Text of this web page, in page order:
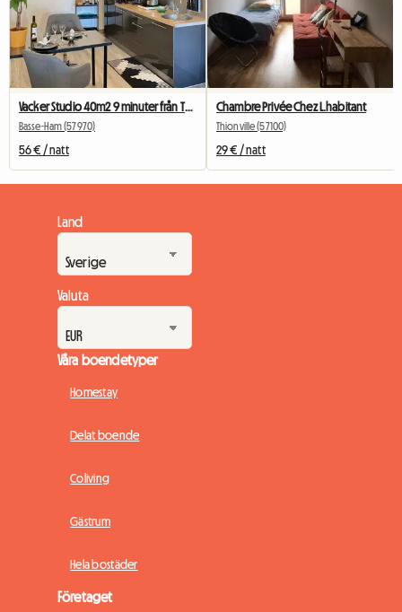
Vacker Studio 40m2 9 minuter från Thionville och 10 minuter från Cattenom
Basse-Ham (57970)
56 € / natt
Chambre Privée Chez L.habitant
Thionville (57100)
29 € / natt
Land
Valuta
Våra boendetyper
Homestay
Delat boende
Coliving
Gästrum
Hela bostäder
Företaget